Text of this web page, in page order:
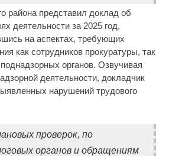
района представил доклад об
деятельности за 2025 год,
на аспектах, требующих
как сотрудников прокуратуры, так
органов. Озвучивая
деятельности, докладчик
нарушений трудового
проверок, по
органов и обращениям